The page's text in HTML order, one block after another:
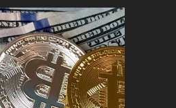
、成熟した産業チェー
会と安定的なリターン
となることを意味しま